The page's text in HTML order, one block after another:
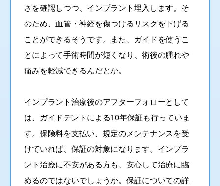
さを確認しつつ、インプラント埋入します。そ
のため、血管・神経を傷つけるリスクを下げる
ことができるそうです。また、ガイドを使うこ
とによって手術時間が短くなり、術後の腫れや
痛みを軽減できるんだとか。
インプラント治療後のアフターフォローとして
は、ガイドデントによる10年保証も行っていま
す。保険料を支払い、規定のメンテナンスを受
けていれば、保証の対象になります。インプラ
ント治療に不安がある方も、安心して治療に臨
めるのではないでしょうか。保証についての詳